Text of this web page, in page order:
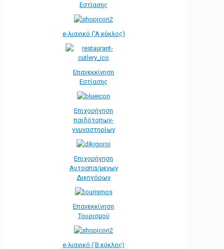
Εστίασης
e-λιανικό ('Α κύκλος)
Επανεκκίνηση
Εστίασης
Επιχορήγηση
παιδότοπων-
γυμναστηρίων
Επιχορήγηση
Αυτοαπα/μενων
Δικηγόρων
Επανεκκίνηση
Τουρισμού
e-λιανικό (΄Β κύκλος)